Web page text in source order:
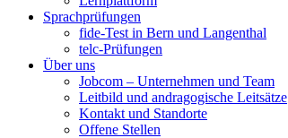
Sprachprüfungen
fide-Test in Bern und Langenthal
telc-Prüfungen
Über uns
Jobcom – Unternehmen und Team
Leitbild und andragogische Leitsätze
Kontakt und Standorte
Offene Stellen